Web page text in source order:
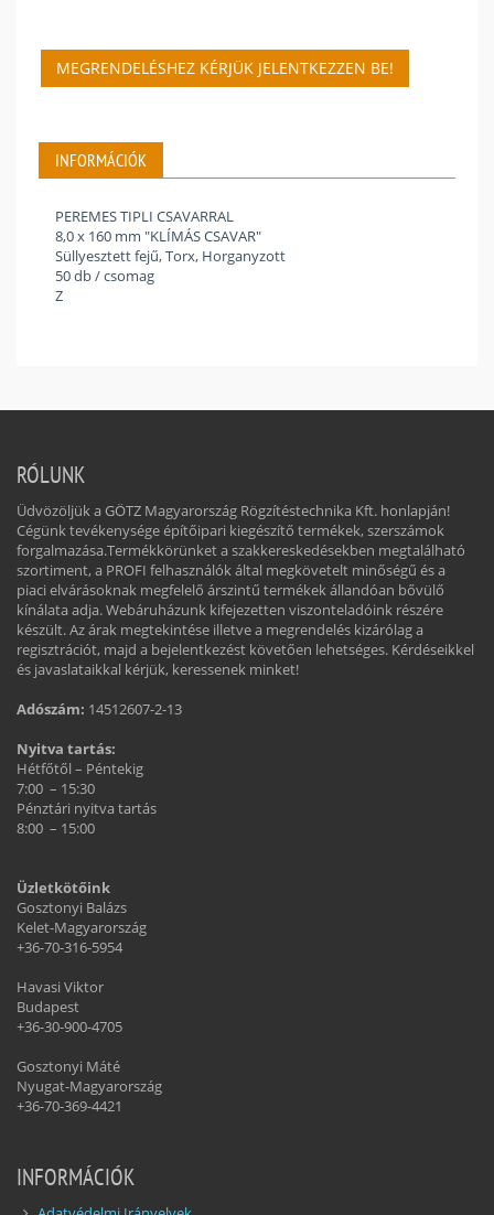
MEGRENDELÉSHEZ KÉRJÜK JELENTKEZZEN BE!
INFORMÁCIÓK
PEREMES TIPLI CSAVARRAL
8,0 x 160 mm "KLÍMÁS CSAVAR"
Süllyesztett fejű, Torx, Horganyzott
50 db / csomag
Z
RÓLUNK
Üdvözöljük a GÖTZ Magyarország Rögzítéstechnika Kft. honlapján!
Cégünk tevékenysége építőipari kiegészítő termékek, szerszámok
forgalmazása.Termékkörünket a szakkereskedésekben megtalálható
szortiment, a PROFI felhasználók által megkövetelt minőségű és a
piaci elvárásoknak megfelelő árszintű termékek állandóan bővülő
kínálata adja. Webáruházunk kifejezetten viszonteladóink részére
készült. Az árak megtekintése illetve a megrendelés kizárólag a
regisztrációt, majd a bejelentkezést követően lehetséges. Kérdéseikkel
és javaslataikkal kérjük, keressenek minket!
Adószám: 14512607-2-13
Nyitva tartás:
Hétfőtől – Péntekig
7:00 – 15:30
Pénztári nyitva tartás
8:00 – 15:00
Üzletkötőink
Gosztonyi Balázs
Kelet-Magyarország
+36-70-316-5954
Havasi Viktor
Budapest
+36-30-900-4705
Gosztonyi Máté
Nyugat-Magyarország
+36-70-369-4421
INFORMÁCIÓK